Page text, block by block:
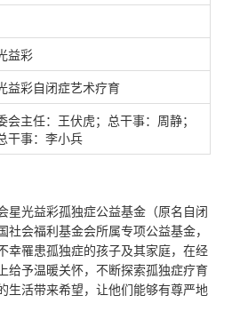
益彩
益彩自闭症艺术疗育
会主任：王伏虎；总干事：周静；
干事：李小兵
星光益彩孤独症公益基金（原名自闭
会福利基金会所属专项公益基金，
幸罹患孤独症的孩子及其家庭，在经
给予温暖关怀，不断探索孤独症疗育
生活带来希望，让他们能够有尊严地